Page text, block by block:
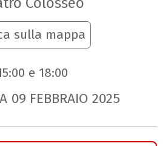
sulla mappa
e 18:00
09 FEBBRAIO 2025